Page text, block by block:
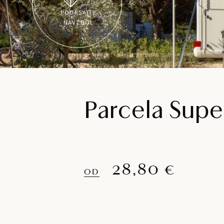
PODRSAJTE
NAVZDOL
Parcela
OD 28,80 €